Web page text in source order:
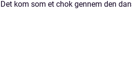
Det kom som et chok gennem den